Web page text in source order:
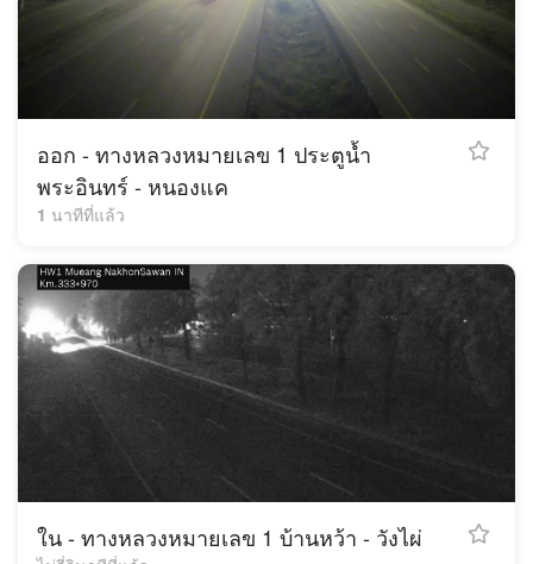
ออก - ทางหลวงหมายเลข 1 ประตูน้ำ
พระอินทร์ - หนองแค
1 นาทีที่แล้ว
ใน - ทางหลวงหมายเลข 1 บ้านหว้า - วังไผ่